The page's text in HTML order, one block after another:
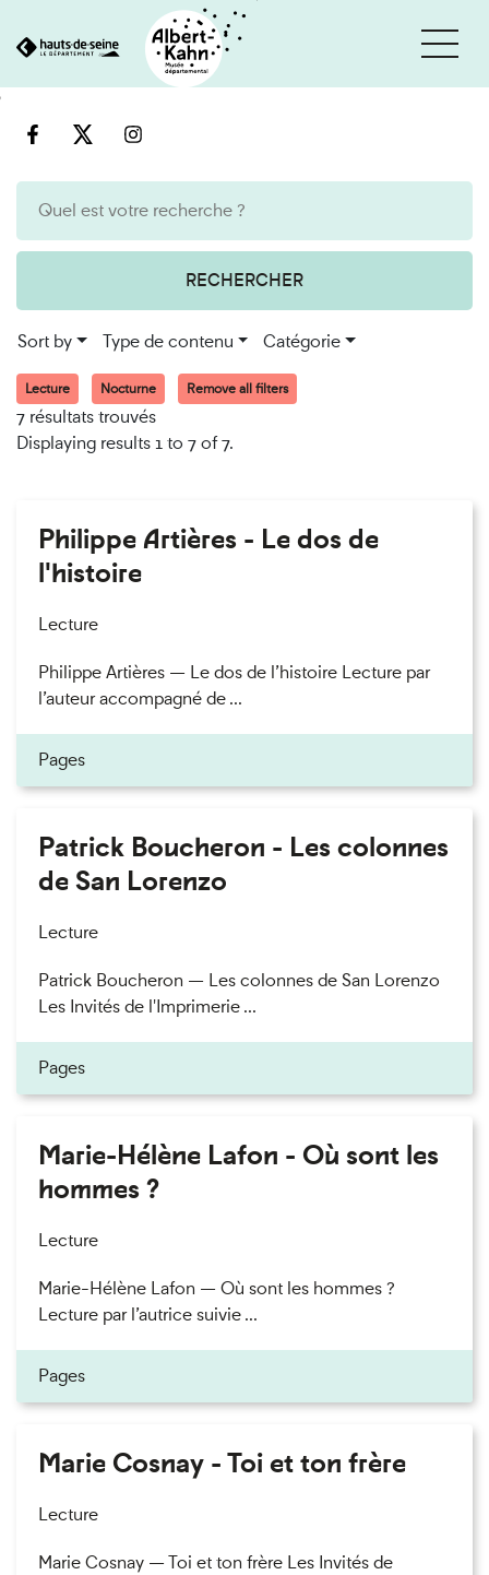
engine
RECHERCHER
Sort by Type de contenu Catégorie
Lecture Nocturne Remove all filters
7 résultats trouvés
Displaying results 1 to 7 of 7.
Philippe Artières - Le dos de
l'histoire
Lecture
Philippe Artières — Le dos de l’histoire Lecture par
l’auteur accompagné de ...
Pages
Patrick Boucheron - Les colonnes
de San Lorenzo
Lecture
Patrick Boucheron — Les colonnes de San Lorenzo
Les Invités de l'Imprimerie ...
Pages
Marie-Hélène Lafon - Où sont les
hommes ?
Lecture
Marie-Hélène Lafon — Où sont les hommes ?
Lecture par l’autrice suivie ...
Pages
Marie Cosnay - Toi et ton frère
Lecture
Marie Cosnay — Toi et ton frère Les Invités de
Cookies management panel